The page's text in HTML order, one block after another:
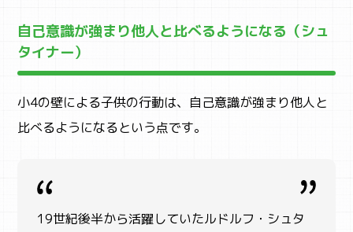
自己意識が強まり他人と比べるようになる（シュ
タイナー）
小4の壁による子供の行動は、自己意識が強まり他人と
比べるようになるという点です。
19世紀後半から活躍していたルドルフ・シュタ